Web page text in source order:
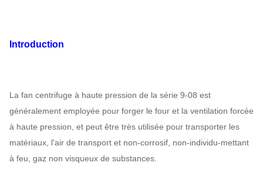
Introduction
La fan centrifuge à haute pression de la série 9-08 est
généralement employée pour forger le four et la ventilation forcée
à haute pression, et peut être très utilisée pour transporter les
matériaux, l'air de transport et non-corrosif, non-individu-mettant
à feu, gaz non visqueux de substances.